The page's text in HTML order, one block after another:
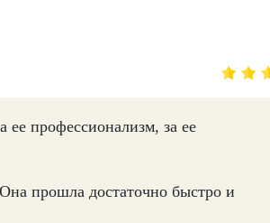
ее профессионализм, за ее
прошла достаточно быстро и